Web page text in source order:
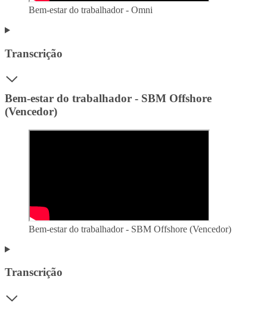
Bem-estar do trabalhador - Omni
Transcrição
Bem-estar do trabalhador - SBM Offshore
(Vencedor)
Bem-estar do trabalhador - SBM Offshore (Vencedor)
Transcrição